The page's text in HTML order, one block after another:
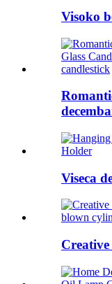
Visoko
Viseca